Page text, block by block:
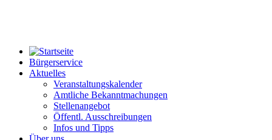
Bürgerservice
Aktuelles
Veranstaltungskalender
Amtliche Bekanntmachungen
Stellenangebot
Öffentl. Ausschreibungen
Infos und Tipps